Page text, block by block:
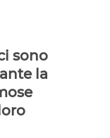
sono
la